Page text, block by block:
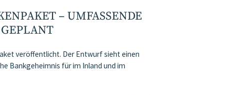
– UMFASSENDE
veröffentlicht. Der Entwurf sieht einen
Bankgeheimnis für im Inland und im